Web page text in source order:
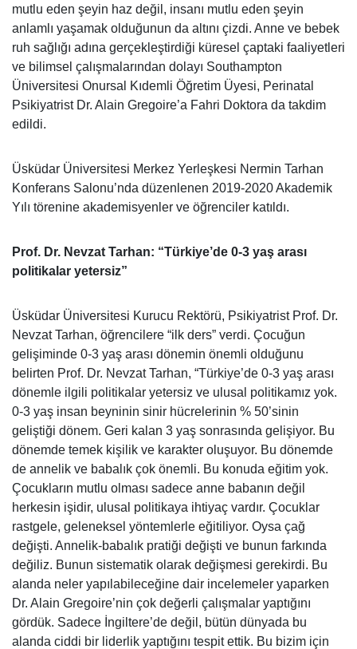
mutlu eden şeyin haz değil, insanı mutlu eden şeyin
anlamlı yaşamak olduğunun da altını çizdi. Anne ve bebek
ruh sağlığı adına gerçekleştirdiği küresel çaptaki faaliyetleri
ve bilimsel çalışmalarından dolayı Southampton
Üniversitesi Onursal Kıdemli Öğretim Üyesi, Perinatal
Psikiyatrist Dr. Alain Gregoire’a Fahri Doktora da takdim
edildi.
Üsküdar Üniversitesi Merkez Yerleşkesi Nermin Tarhan
Konferans Salonu’nda düzenlenen 2019-2020 Akademik
Yılı törenine akademisyenler ve öğrenciler katıldı.
Prof. Dr. Nevzat Tarhan: “Türkiye’de 0-3 yaş arası
politikalar yetersiz”
Üsküdar Üniversitesi Kurucu Rektörü, Psikiyatrist Prof. Dr.
Nevzat Tarhan, öğrencilere “ilk ders” verdi. Çocuğun
gelişiminde 0-3 yaş arası dönemin önemli olduğunu
belirten Prof. Dr. Nevzat Tarhan, “Türkiye’de 0-3 yaş arası
dönemle ilgili politikalar yetersiz ve ulusal politikamız yok.
0-3 yaş insan beyninin sinir hücrelerinin % 50’sinin
geliştiği dönem. Geri kalan 3 yaş sonrasında gelişiyor. Bu
dönemde temek kişilik ve karakter oluşuyor. Bu dönemde
de annelik ve babalık çok önemli. Bu konuda eğitim yok.
Çocukların mutlu olması sadece anne babanın değil
herkesin işidir, ulusal politikaya ihtiyaç vardır. Çocuklar
rastgele, geleneksel yöntemlerle eğitiliyor. Oysa çağ
değişti. Annelik-babalık pratiği değişti ve bunun farkında
değiliz. Bunun sistematik olarak değişmesi gerekirdi. Bu
alanda neler yapılabileceğine dair incelemeler yaparken
Dr. Alain Gregoire’nin çok değerli çalışmalar yaptığını
gördük. Sadece İngiltere’de değil, bütün dünyada bu
alanda ciddi bir liderlik yaptığını tespit ettik. Bu bizim için